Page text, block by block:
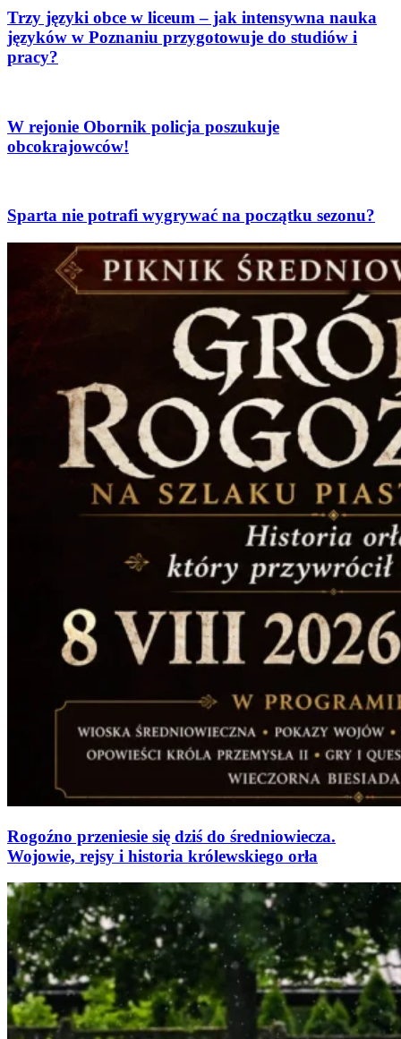
Trzy języki obce w liceum – jak intensywna nauka
języków w Poznaniu przygotowuje do studiów i
pracy?
W rejonie Obornik policja poszukuje
obcokrajowców!
Sparta nie potrafi wygrywać na początku sezonu?
Rogoźno przeniesie się dziś do średniowiecza.
Wojowie, rejsy i historia królewskiego orła